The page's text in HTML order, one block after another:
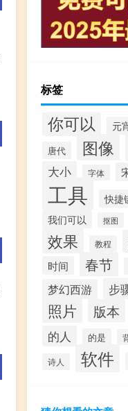
标签
你可以 元
唐代 图像
大小 字体
工具 快捷
我们可以 抠图
效果 教程
时间
春节
梦幻西游 步
照片 版本
的人 的是
诗人 软件